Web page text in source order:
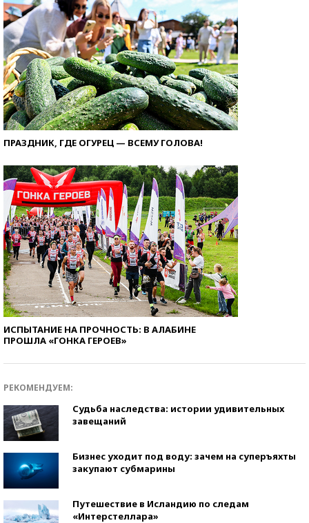
ПРАЗДНИК, ГДЕ ОГУРЕЦ — ВСЕМУ ГОЛОВА!
ИСПЫТАНИЕ НА ПРОЧНОСТЬ: В АЛАБИНЕ
ПРОШЛА «ГОНКА ГЕРОЕВ»
РЕКОМЕНДУЕМ:
Судьба наследства: истории удивительных
завещаний
Бизнес уходит под воду: зачем на суперъяхты
закупают субмарины
Путешествие в Исландию по следам
«Интерстеллара»